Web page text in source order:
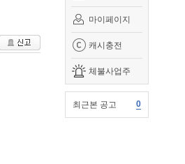
마이페이지
캐시충전
체불사업주
최근본 공고 0